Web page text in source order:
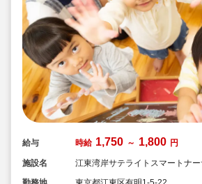
給与 時給 1,750 ～ 1,800 円
施設名
江東湾岸サテライトスマートナー